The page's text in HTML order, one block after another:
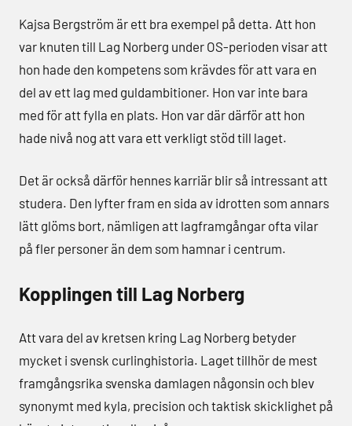
Kajsa Bergström är ett bra exempel på detta. Att hon
var knuten till Lag Norberg under OS-perioden visar att
hon hade den kompetens som krävdes för att vara en
del av ett lag med guldambitioner. Hon var inte bara
med för att fylla en plats. Hon var där därför att hon
hade nivå nog att vara ett verkligt stöd till laget.
Det är också därför hennes karriär blir så intressant att
studera. Den lyfter fram en sida av idrotten som annars
lätt glöms bort, nämligen att lagframgångar ofta vilar
på fler personer än dem som hamnar i centrum.
Kopplingen till Lag Norberg
Att vara del av kretsen kring Lag Norberg betyder
mycket i svensk curlinghistoria. Laget tillhör de mest
framgångsrika svenska damlagen någonsin och blev
synonymt med kyla, precision och taktisk skicklighet på